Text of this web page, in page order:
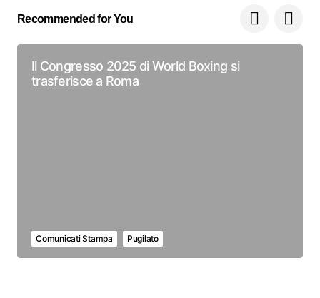
Recommended for You
Il Congresso 2025 di World Boxing si
trasferisce a Roma
Comunicati Stampa Pugilato